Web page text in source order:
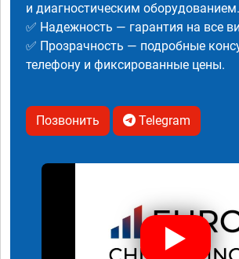
и диагностическим оборудованием.
✅ Надежность — гарантия на все
✅ Прозрачность — подробные
телефону и фиксированные цены.
Позвонить Telegram